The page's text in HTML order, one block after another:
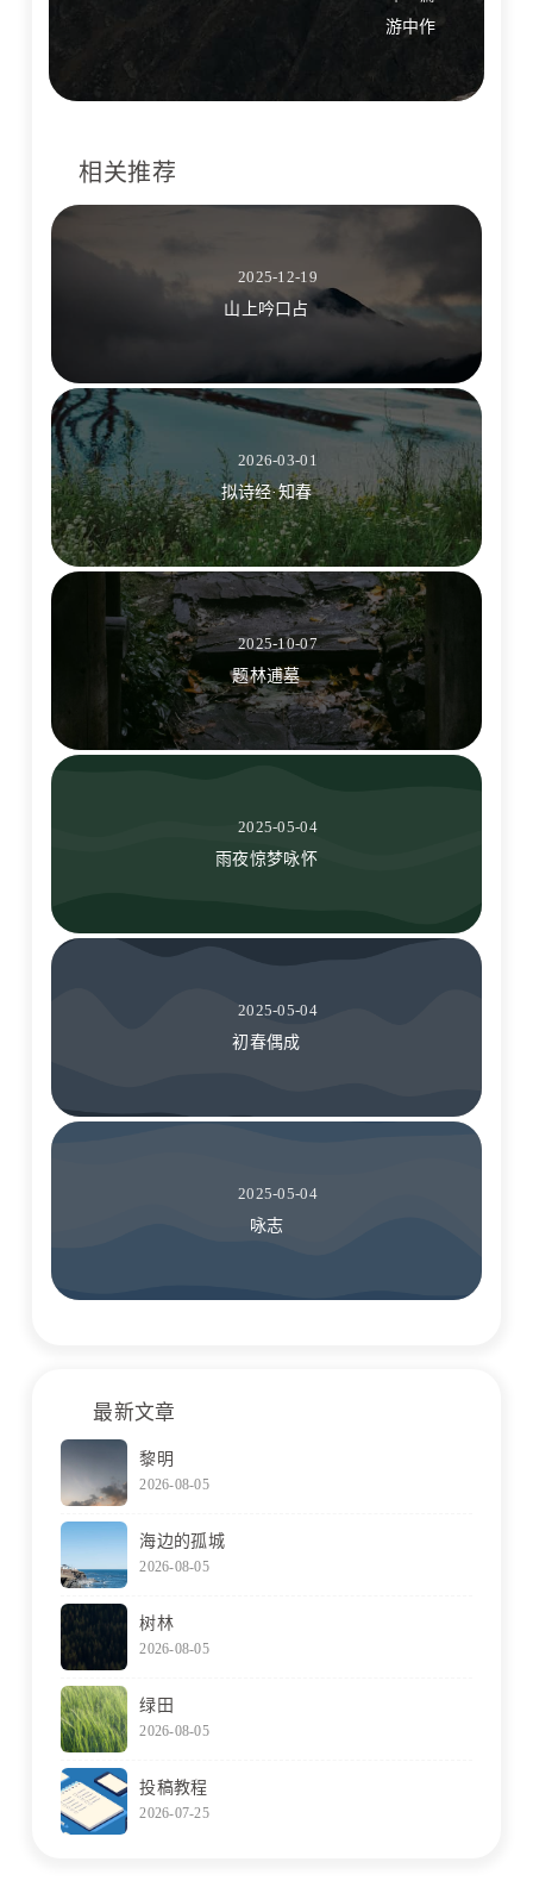
游中作
相关推荐
2025-12-19
山上吟口占
2026-03-01
拟诗经·知春
2025-10-07
题林逋墓
2025-05-04
雨夜惊梦咏怀
2025-05-04
初春偶成
2025-05-04
咏志
最新文章
黎明
2026-08-05
海边的孤城
2026-08-05
树林
2026-08-05
绿田
2026-08-05
投稿教程
2026-07-25